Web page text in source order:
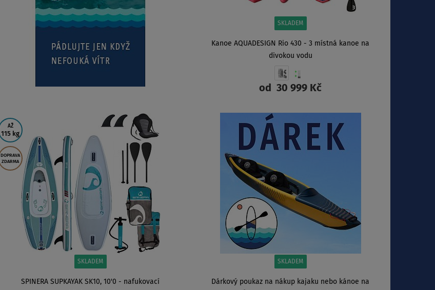
SKLADEM
Kanoe AQUADESIGN Rio 430 - 3 místná kanoe na
divokou vodu
od 30 999 Kč
ZOBRAZIT
AŽ
115 kg
DOPRAVA
ZDARMA
SKLADEM
SPINERA SUPKAYAK SK10, 10'0 - nafukovací
SKLADEM
Dárkový poukaz na nákup kajaku nebo kánoe na